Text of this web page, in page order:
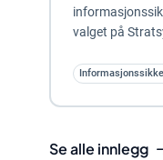
valget på
Se alle innlegg